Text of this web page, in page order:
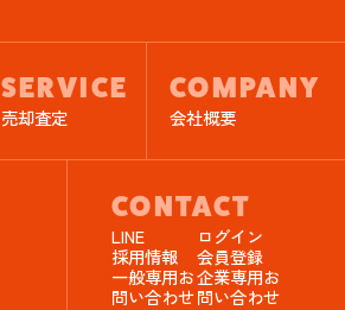
SERVICE
売却査定
COMPANY
会社概要
CONTACT
LINE
ログイン
採用情報
会員登録
一般専用お
問い合わせ
企業専用お
問い合わせ